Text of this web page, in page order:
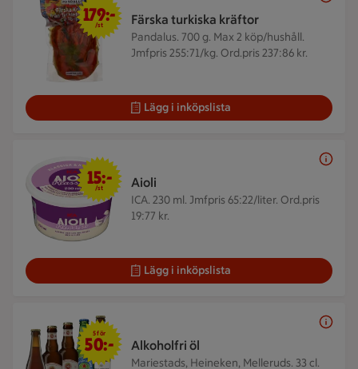
Färska turkiska kräftor
Pandalus. 700 g. Max 2 köp/hushåll.
Jmfpris 255:71/kg. Ord.pris 237:86 kr.
179:-
/st
Lägg i inköpslista
Aioli
ICA. 230 ml. Jmfpris 65:22/liter. Ord.pris
19:77 kr.
15 kr/st
15:-
/st
Lägg i inköpslista
Alkoholfri öl
Mariestads, Heineken, Melleruds. 33 cl.
5 för 50 kr
5 för
50:-